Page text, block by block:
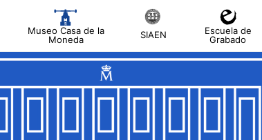
Museo Casa de la
Moneda
SIAEN
Escuela de
Grabado